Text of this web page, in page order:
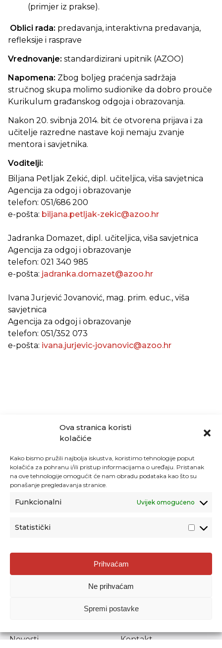
Ova stranica koristi
kolačiće
Kako bismo pružili najbolja iskustva, koristimo tehnologije poput
kolačića za pohranu i/ili pristup informacijama o uređaju. Pristanak
na ove tehnologije omogućit će nam obradu podataka kao što su
ponašanje pregledavanja stranice.
Funkcionalni Uvijek omogućeno
Statistički
Prihvaćam
Ne prihvaćam
Spremi postavke
(primjer iz prakse).
Oblici rada: predavanja, interaktivna predavanja,
refleksije i rasprave
Vrednovanje: standardizirani upitnik (AZOO)
Napomena: Zbog boljeg praćenja sadržaja
stručnog skupa molimo sudionike da dobro prouče
Kurikulum građanskog odgoja i obrazovanja.
Nakon 20. svibnja 2014. bit će otvorena prijava i za
učitelje razredne nastave koji nemaju zvanje
mentora i savjetnika.
Voditelji:
Biljana Petljak Zekić, dipl. učiteljica, viša savjetnica
Agencija za odgoj i obrazovanje
telefon: 051/686 200
e-pošta: biljana.petljak-zekic@azoo.hr
Jadranka Domazet, dipl. učiteljica, viša savjetnica
Agencija za odgoj i obrazovanje
telefon: 021 340 985
e-pošta: jadranka.domazet@azoo.hr
Ivana Jurjević Jovanović, mag. prim. educ., viša
savjetnica
Agencija za odgoj i obrazovanje
telefon: 051/352 073
e-pošta: ivana.jurjevic-jovanovic@azoo.hr
Agencija za odgoj i obrazovanje
Donje Svetice 38, 10000 Zagreb
1778129
Prenošenje sadržaja dopušteno je uz navođenje izvora.
Novosti
Kontakt